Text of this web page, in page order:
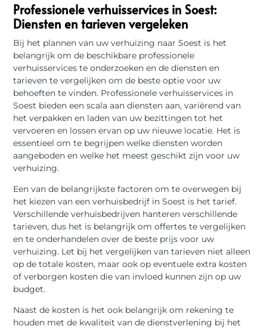
Professionele verhuisservices in Soest:
Diensten en tarieven vergeleken
Bij het plannen van uw verhuizing naar Soest is het
belangrijk om de beschikbare professionele
verhuisservices te onderzoeken en de diensten en
tarieven te vergelijken om de beste optie voor uw
behoeften te vinden. Professionele verhuisservices in
Soest bieden een scala aan diensten aan, variërend van
het verpakken en laden van uw bezittingen tot het
vervoeren en lossen ervan op uw nieuwe locatie. Het is
essentieel om te begrijpen welke diensten worden
aangeboden en welke het meest geschikt zijn voor uw
verhuizing.
Een van de belangrijkste factoren om te overwegen bij
het kiezen van een verhuisbedrijf in Soest is het tarief.
Verschillende verhuisbedrijven hanteren verschillende
tarieven, dus het is belangrijk om offertes te vergelijken
en te onderhandelen over de beste prijs voor uw
verhuizing. Let bij het vergelijken van tarieven niet alleen
op de totale kosten, maar ook op eventuele extra kosten
of verborgen kosten die van invloed kunnen zijn op uw
budget.
Naast de kosten is het ook belangrijk om rekening te
houden met de kwaliteit van de dienstverlening bij het